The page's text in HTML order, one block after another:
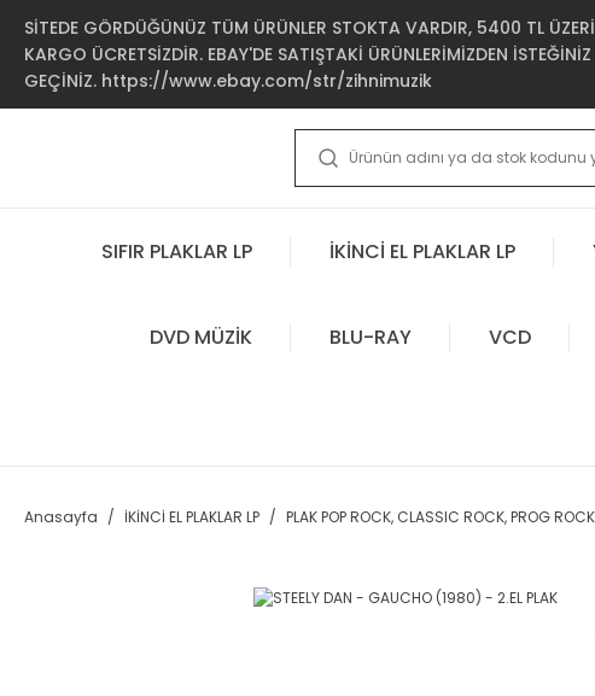
SİTEDE GÖRDÜĞÜNÜZ TÜM ÜRÜNLER STOKTA VARDIR, 5400 TL ÜZERİ
KARGO ÜCRETSİZDİR. EBAY'DE SATIŞTAKİ ÜRÜNLERİMİZDEN
GEÇİNİZ. https://www.ebay.com/str/zihnimuzik
SIFIR PLAKLAR LP İKİNCİ EL PLAKLAR LP
DVD MÜZİK BLU-RAY VCD
Anasayfa İKİNCİ EL PLAKLAR LP PLAK POP ROCK, CLASSIC ROCK, PROG ROCK